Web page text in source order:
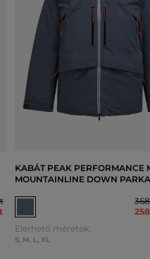
KABÁT PEAK PERFORMANCE
MOUNTAINLINE DOWN
Elérhető méretek:
S, M, L, XL